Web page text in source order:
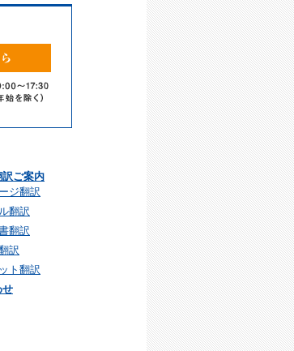
訳ご案内
ジ翻訳
翻訳
翻訳
訳
ト翻訳
せ